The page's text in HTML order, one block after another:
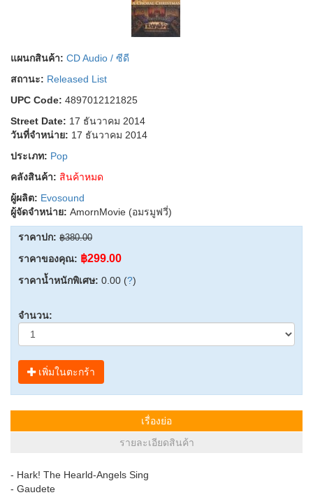
แผนกสินค้า: CD Audio / ซีดี
สถานะ: Released List
UPC Code: 4897012121825
Street Date: 17 ธันวาคม 2014
วันที่จำหน่าย: 17 ธันวาคม 2014
ประเภท: Pop
คลังสินค้า: สินค้าหมด
ผู้ผลิต: Evosound
ผู้จัดจำหน่าย: AmornMovie (อมรมูฟวี่)
ราคาปก: ฿380.00
ราคาของคุณ: ฿299.00
ราคาน้ำหนักพิเศษ: 0.00 (?)
จำนวน:
เพิ่มในตะกร้า
เรื่องย่อ
รายละเอียดสินค้า
- Hark! The Hearld-Angels Sing
- Gaudete